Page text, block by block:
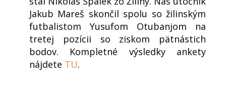
Jakub Mareš skončil spolu so žilinským
futbalistom Yusufom Otubanjom na
tretej pozícii so ziskom pätnástich
bodov. Kompletné výsledky ankety
nájdete TU.